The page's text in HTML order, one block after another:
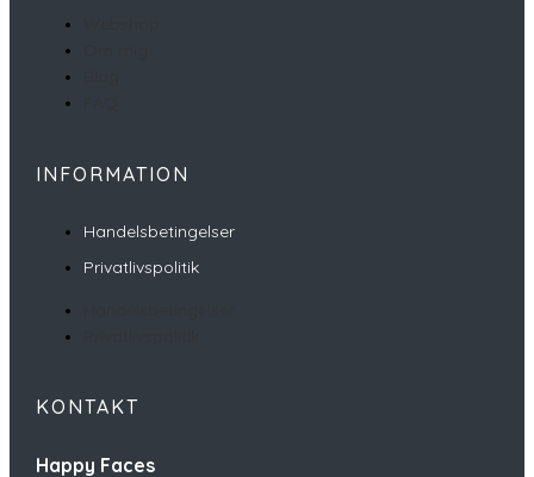
INFORMATION
Handelsbetingelser
Privatlivspolitik
KONTAKT
Happy Faces